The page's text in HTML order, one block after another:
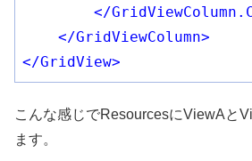
</
</GridViewColumn>
</GridView>
こんな感じでResourcesにViewAと
ます。